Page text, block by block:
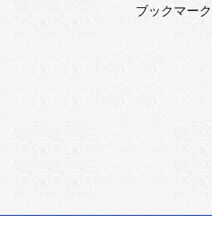
ブックマー